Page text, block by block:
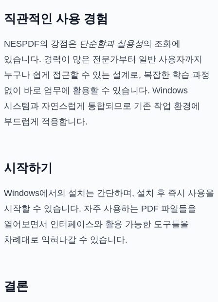
직관적인 사용 경험
NESPDF의 강점은 단순함과 실용성의 조화에
있습니다. 경력이 많은 전문가부터 일반 사용자까지
누구나 쉽게 접근할 수 있는 설계로, 복잡한 학습 과정
없이 바로 업무에 활용할 수 있습니다. Windows
시스템과 자연스럽게 통합되므로 기존 작업 환경에
부드럽게 적응합니다.
시작하기
Windows에서의 설치는 간단하며, 설치 후 즉시 사용을
시작할 수 있습니다. 자주 사용하는 PDF 파일들을
열어보면서 인터페이스와 활용 가능한 도구들을
차례대로 익혀나갈 수 있습니다.
결론